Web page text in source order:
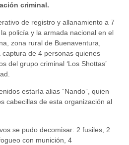
criminal.
de registro y allanamiento a 7
policía y la armada nacional en el
zona rural de Buenaventura,
de 4 personas quienes
del grupo criminal ‘Los Shottas’
estaría alias “Nando”, quien
cabecillas de esta organización al
se pudo decomisar: 2 fusiles, 2
con munición, 4